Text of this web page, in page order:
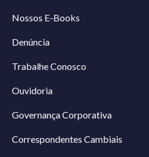
Nossos E-Books
Denúncia
Trabalhe Conosco
Ouvidoria
Governança Corporativa
Correspondentes Cambiais